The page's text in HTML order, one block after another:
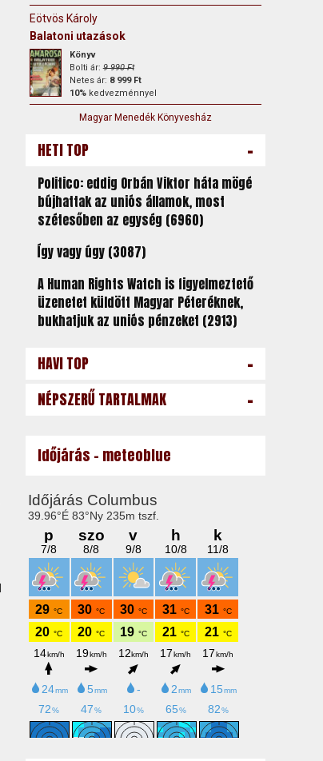
Eötvös Károly
Balatoni utazások
Könyv
Bolti ár:9 990 Ft
Netes ár: 8 999 Ft
10%kedvezménnyel
Magyar Menedék Könyvesház
HETI TOP -
Politico: eddig Orbán Viktor háta mögé
bújhattak az uniós államok, most
szétesőben az egység (6960)
Így vagy úgy (3087)
A Human Rights Watch is figyelmeztető
üzenetet küldött Magyar Péteréknek,
bukhatjuk az uniós pénzeket (2913)
HAVI TOP -
NÉPSZERŰ TARTALMAK -
Időjárás - meteoblue